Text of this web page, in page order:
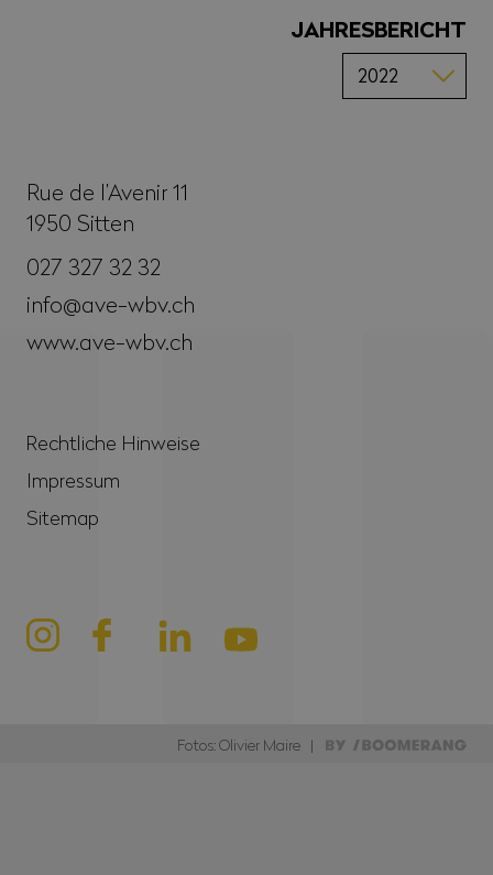
Rue de l’Avenir 11
1950 Sitten
027 327 32 32
info@ave-wbv.ch
www.ave-wbv.ch
Rechtliche Hinweise
Impressum
Sitemap
JAHRESBERICHT
Fotos: Olivier Maire |